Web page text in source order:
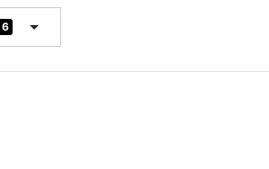
6 arrow_drop_down